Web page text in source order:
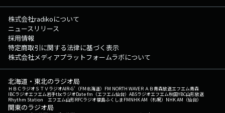
株式会社radikoについて
ニュースリリース
採用情報
特定商取引に関する法律に基づく表示
株式会社メディアプラットフォームラボについて
北海道・東北のラジオ局
ＨＢＣラジオＳＴＶラジオAIR-G'（FM北海道） FM NORTH WAVEＲＡＢ青森放送エフエム青森
IBCラジオエフエム岩手tbcラジオDate fm（エフエム仙台） ABSラジオエフエム秋田YBC山形放送
Rhythm Station エフエム山形RFCラジオ福島ふくしまFMNHK AM（札幌） NHK AM（仙台）
関東のラジオ局